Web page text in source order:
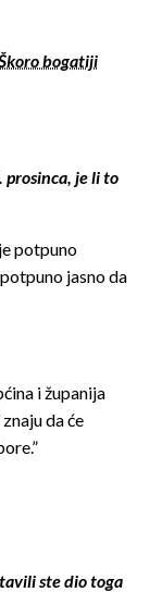
bogatiji
prosinca, je li to
potpuno
jasno da
i županija
da će
ste dio toga